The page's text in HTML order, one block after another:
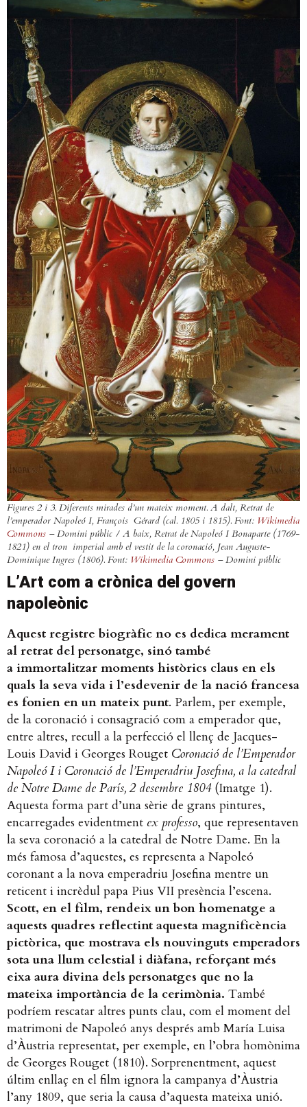
Figures 2 i 3. Diferents mirades d’un mateix moment. A dalt, Retrat de
l’emperador Napoleó I, François Gérard (cal. 1805 i 1815). Font: Wikimedia
Commons – Domini públic / A baix, Retrat de Napoleó I Bonaparte (1769-
1821) en el tron imperial amb el vestit de la coronació, Jean Auguste-
Dominique Ingres (1806). Font: Wikimedia Commons – Domini públic
L’Art com a crònica del govern
napoleònic
Aquest registre biogràfic no es dedica merament
al retrat del personatge, sinó també
a immortalitzar moments històrics claus en els
quals la seva vida i l’esdevenir de la nació francesa
es fonien en un mateix punt. Parlem, per exemple,
de la coronació i consagració com a emperador que,
entre altres, recull a la perfecció el llenç de Jacques-
Louis David i Georges Rouget Coronació de l’Emperador
Napoleó I i Coronació de l’Emperadriu Josefina, a la catedral
de Notre Dame de París, 2 desembre 1804 (Imatge 1).
Aquesta forma part d’una sèrie de grans pintures,
encarregades evidentment ex professo, que representaven
la seva coronació a la catedral de Notre Dame. En la
més famosa d’aquestes, es representa a Napoleó
coronant a la nova emperadriu Josefina mentre un
reticent i incrèdul papa Pius VII presència l’escena.
Scott, en el film, rendeix un bon homenatge a
aquests quadres reflectint aquesta magnificència
pictòrica, que mostrava els nouvinguts emperadors
sota una llum celestial i diàfana, reforçant més
eixa aura divina dels personatges que no la
mateixa importància de la cerimònia. També
podríem rescatar altres punts clau, com el moment del
matrimoni de Napoleó anys després amb María Luisa
d’Àustria representat, per exemple, en l’obra homònima
de Georges Rouget (1810). Sorprenentment, aquest
últim enllaç en el film ignora la campanya d’Àustria
l’any 1809, que seria la causa d’aquesta mateixa unió.